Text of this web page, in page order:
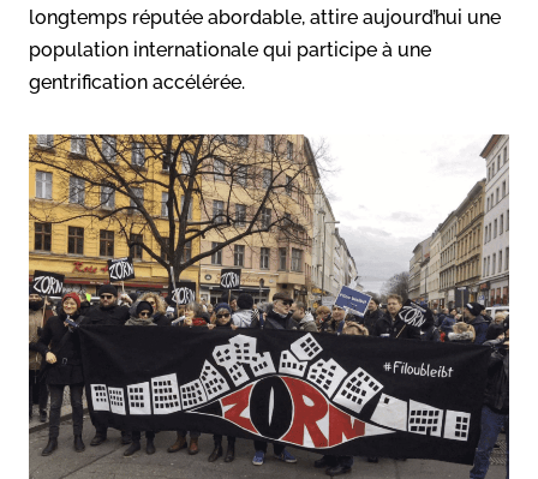
longtemps réputée abordable, attire aujourd’hui une
population internationale qui participe à une
gentrification accélérée.